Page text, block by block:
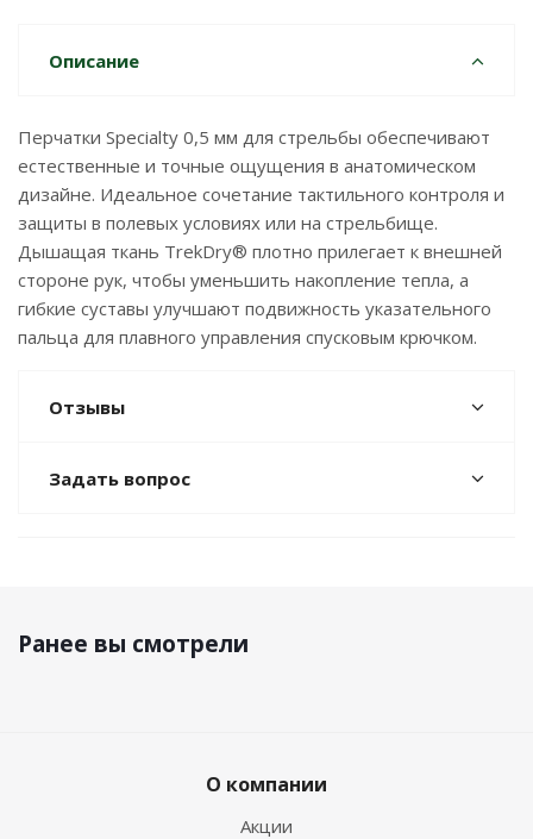
Описание
Перчатки Specialty 0,5 мм для стрельбы обеспечивают
естественные и точные ощущения в анатомическом
дизайне. Идеальное сочетание тактильного контроля и
защиты в полевых условиях или на стрельбище.
Дышащая ткань TrekDry® плотно прилегает к внешней
стороне рук, чтобы уменьшить накопление тепла, а
гибкие суставы улучшают подвижность указательного
пальца для плавного управления спусковым крючком.
Отзывы
Задать вопрос
Ранее вы смотрели
О компании
Акции